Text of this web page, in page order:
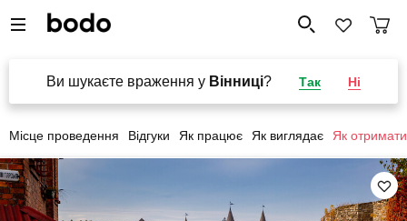
Ви шукаєте враження у Вінниці? Так Ні
Місце проведення Відгуки Як працює Як виглядає Як отримати